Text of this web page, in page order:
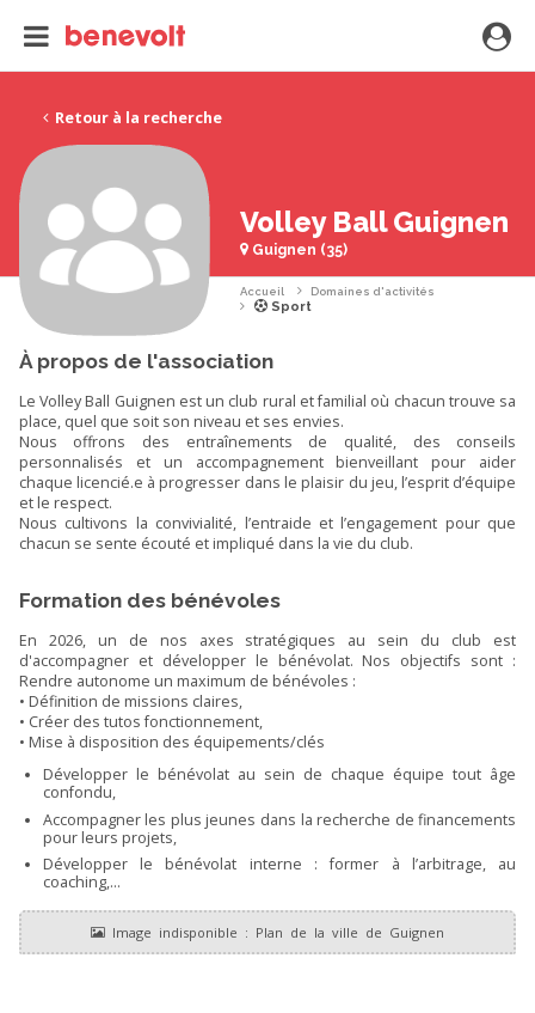
Retour à la recherche
Volley Ball Guignen
Guignen (35)
Accueil Domaines d'activités
Sport
À propos de l'association
Le Volley Ball Guignen est un club rural et familial où chacun trouve sa
place, quel que soit son niveau et ses envies.
Nous offrons des entraînements de qualité, des conseils
personnalisés et un accompagnement bienveillant pour aider
chaque licencié.e à progresser dans le plaisir du jeu, l’esprit d’équipe
et le respect.
Nous cultivons la convivialité, l’entraide et l’engagement pour que
chacun se sente écouté et impliqué dans la vie du club.
Formation des bénévoles
En 2026, un de nos axes stratégiques au sein du club est
d'accompagner et développer le bénévolat. Nos objectifs sont :
Rendre autonome un maximum de bénévoles :
• Définition de missions claires,
• Créer des tutos fonctionnement,
• Mise à disposition des équipements/clés
Développer le bénévolat au sein de chaque équipe tout âge
confondu,
Accompagner les plus jeunes dans la recherche de financements
pour leurs projets,
Développer le bénévolat interne : former à l’arbitrage, au
coaching,...